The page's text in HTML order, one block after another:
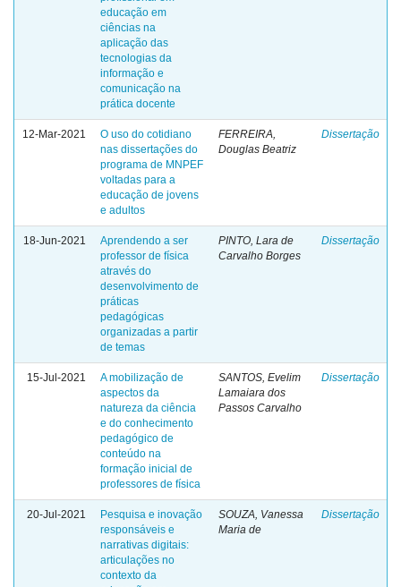
educação em
ciências na
aplicação das
tecnologias da
informação e
comunicação na
prática docente
12-Mar-2021
O uso do cotidiano
nas dissertações do
programa de MNPEF
voltadas para a
educação de jovens
e adultos
FERREIRA,
Douglas Beatriz
Dissertação
18-Jun-2021
Aprendendo a ser
professor de física
através do
desenvolvimento de
práticas
pedagógicas
organizadas a partir
de temas
PINTO, Lara de
Carvalho Borges
Dissertação
15-Jul-2021
A mobilização de
aspectos da
natureza da ciência
e do conhecimento
pedagógico de
conteúdo na
formação inicial de
professores de física
SANTOS, Evelim
Lamaiara dos
Passos Carvalho
Dissertação
20-Jul-2021
Pesquisa e inovação
responsáveis e
narrativas digitais:
articulações no
contexto da
SOUZA, Vanessa
Maria de
Dissertação